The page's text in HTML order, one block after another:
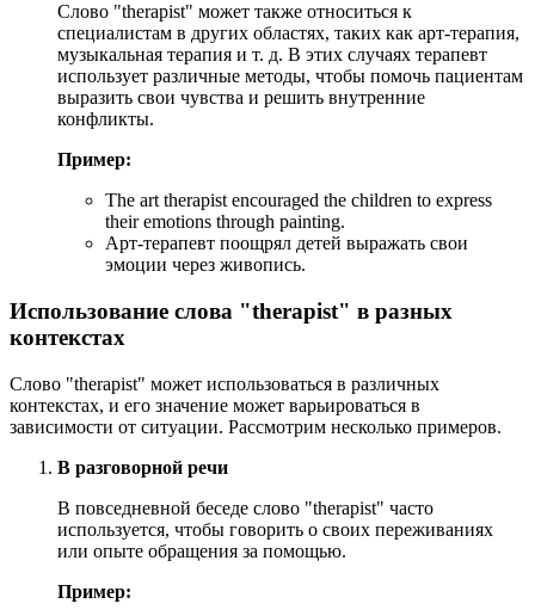
Слово "therapist" может также относиться к
специалистам в других областях, таких как арт-терапия,
музыкальная терапия и т. д. В этих случаях терапевт
использует различные методы, чтобы помочь пациентам
выразить свои чувства и решить внутренние
конфликты.
Пример:
The art therapist encouraged the children to express
their emotions through painting.
Арт-терапевт поощрял детей выражать свои
эмоции через живопись.
Использование слова "therapist" в разных
контекстах
Слово "therapist" может использоваться в различных
контекстах, и его значение может варьироваться в
зависимости от ситуации. Рассмотрим несколько примеров.
В разговорной речи
В повседневной беседе слово "therapist" часто
используется, чтобы говорить о своих переживаниях
или опыте обращения за помощью.
Пример: